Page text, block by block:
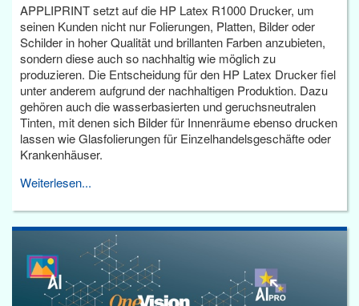
APPLIPRINT setzt auf die HP Latex R1000 Drucker, um
seinen Kunden nicht nur Folierungen, Platten, Bilder oder
Schilder in hoher Qualität und brillanten Farben anzubieten,
sondern diese auch so nachhaltig wie möglich zu
produzieren. Die Entscheidung für den HP Latex Drucker fiel
unter anderem aufgrund der nachhaltigen Produktion. Dazu
gehören auch die wasserbasierten und geruchsneutralen
Tinten, mit denen sich Bilder für Innenräume ebenso drucken
lassen wie Glasfolierungen für Einzelhandelsgeschäfte oder
Krankenhäuser.
Weiterlesen...